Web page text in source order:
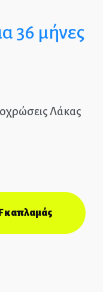
863
36 μήνες
Λάκας
καπλαμάς